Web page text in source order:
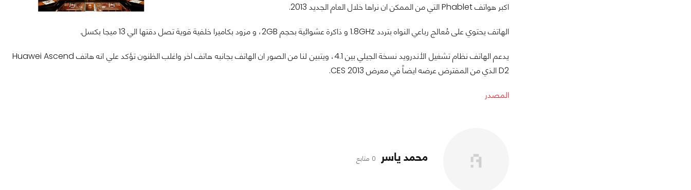
اكبر هواتف Phablet التي من الممكن ان نراها خلال العام الجديد 2013.
الهاتف يحتوي على مُعالج رباعي النواه بتردد 1.8GHz و ذاكرة عشوائية بحجم 2GB، و مزود بكاميرا خلفية قوية تصل دقتها الي 13 ميجا بكسل.
يدعم الهاتف نظام تشغيل الأندرويد نسخة الجيلي بين 4.1، ويتبين لنا من الصور ان الهاتف بجانبه هاتف اخر واغلب الظنون تؤكد علي انه هاتف Huawei Ascend
D2 الذي من المفترض عرضه ايضاً في معرض CES 2013.
المصدر
محمد ياسر 0 متابع